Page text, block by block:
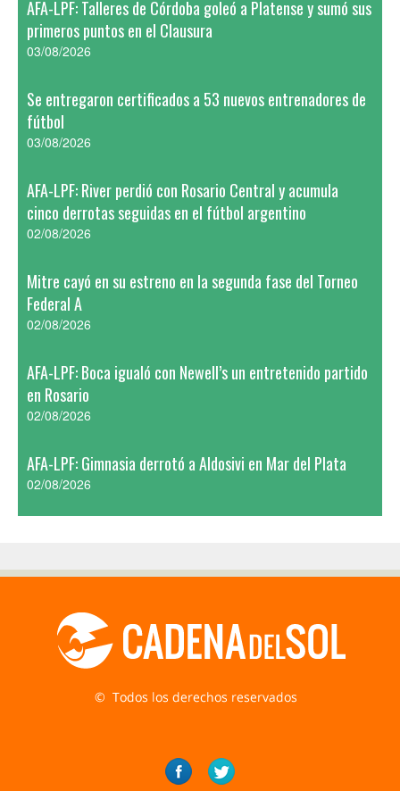
AFA-LPF: Talleres de Córdoba goleó a Platense y sumó sus
primeros puntos en el Clausura
03/08/2026
Se entregaron certificados a 53 nuevos entrenadores de
fútbol
03/08/2026
AFA-LPF: River perdió con Rosario Central y acumula
cinco derrotas seguidas en el fútbol argentino
02/08/2026
Mitre cayó en su estreno en la segunda fase del Torneo
Federal A
02/08/2026
AFA-LPF: Boca igualó con Newell’s un entretenido partido
en Rosario
02/08/2026
AFA-LPF: Gimnasia derrotó a Aldosivi en Mar del Plata
02/08/2026